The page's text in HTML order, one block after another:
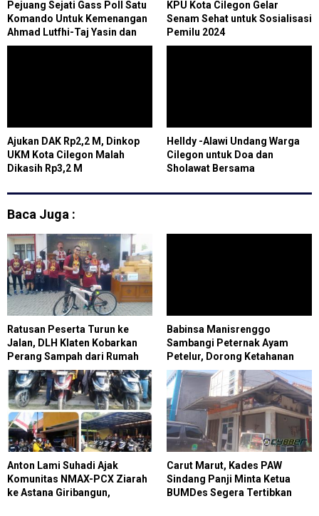
Pejuang Sejati Gass Poll Satu
Komando Untuk Kemenangan
Ahmad Lutfhi-Taj Yasin dan
Hamenang-Beny
KPU Kota Cilegon Gelar
Senam Sehat untuk Sosialisasi
Pemilu 2024
Ajukan DAK Rp2,2 M, Dinkop
UKM Kota Cilegon Malah
Dikasih Rp3,2 M
Helldy -Alawi Undang Warga
Cilegon untuk Doa dan
Sholawat Bersama
Baca Juga :
Ratusan Peserta Turun ke
Jalan, DLH Klaten Kobarkan
Perang Sampah dari Rumah
Babinsa Manisrenggo
Sambangi Peternak Ayam
Petelur, Dorong Ketahanan
Pangan
Anton Lami Suhadi Ajak
Komunitas NMAX-PCX Ziarah
ke Astana Giribangun,
Carut Marut, Kades PAW
Sindang Panji Minta Ketua
BUMDes Segera Tertibkan